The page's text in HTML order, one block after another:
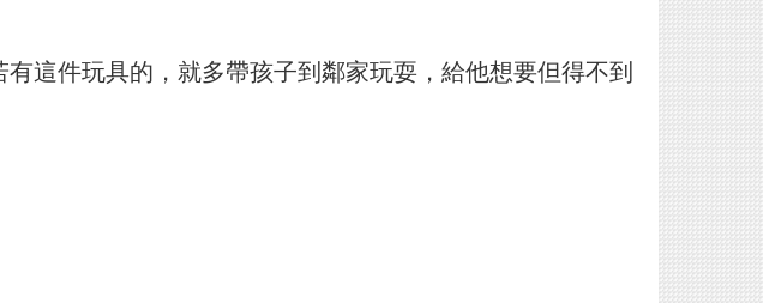
這件玩具的，就多帶孩子到鄰家玩耍，給他想要但得不到